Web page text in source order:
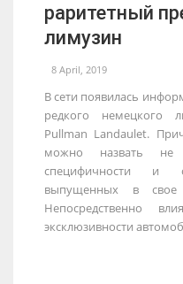
раритетный
лимузин
8 April, 2019
В сети появилась
редкого немецкого
Pullman Landaulet.
можно назвать
специфичности и
выпущенных в
Непосредственно
эксклюзивности